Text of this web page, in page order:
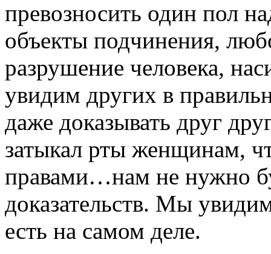
превозносить один пол
объекты подчинения,
разрушение человека,
увидим других в
даже доказывать друг
затыкал рты женщинам,
правами…нам не нужно
доказательств. Мы
есть на самом деле.